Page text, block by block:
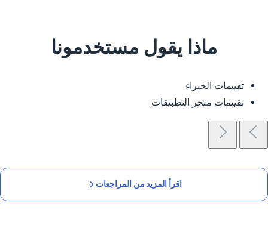
ماذا يقول مستخدمونا
تقييمات الخبراء
تقييمات متجر التطبيقات
اقرأ المزيد من المراجعات